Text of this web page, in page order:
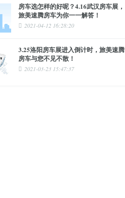
房车选怎样的好呢？4.16武汉房车展，
旅美速腾房车为你一一解答！
2021-04-12 16:28:20
3.25洛阳房车展进入倒计时，旅美速腾
房车与您不见不散！
2021-03-23 15:47:37